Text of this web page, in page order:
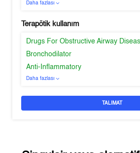
Daha fazlası
Terapötik kullanım
Drugs For Obstructive Airway
Bronchodilator
Anti-Inflammatory
Daha fazlası
TALIMAT